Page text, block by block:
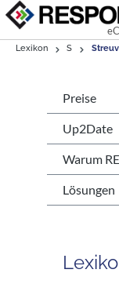
Lexikon S
Preise
Up2Date
Warum
Lösungen